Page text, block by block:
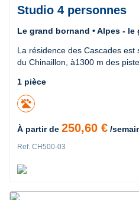
Studio 4 personnes
Le grand bornand • Alpes - le
La résidence des Cascades
du Chinaillon, à1300 m des
1 pièce
À partir de 250,60 € /
Ref. CH500-03